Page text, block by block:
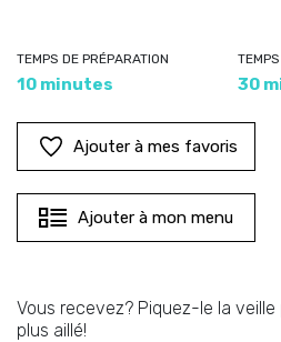
TEMPS DE PRÉPARATION
10 minutes 30
Ajouter à mes favoris
Ajouter à mon menu
Vous recevez? Piquez-le la
plus aillé!